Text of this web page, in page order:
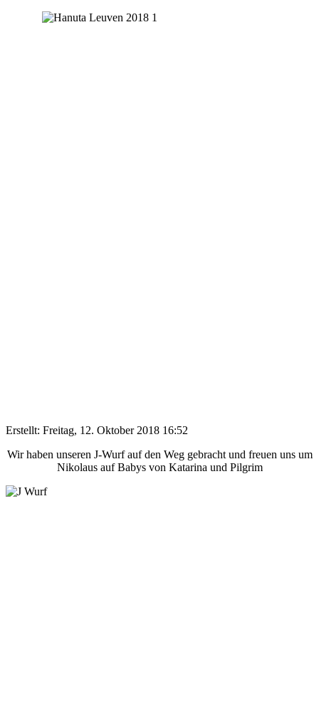
Erstellt: Freitag, 12. Oktober 2018 16:52
Wir haben unseren J-Wurf auf den Weg gebracht und freuen uns um
Nikolaus auf Babys von Katarina und Pilgrim